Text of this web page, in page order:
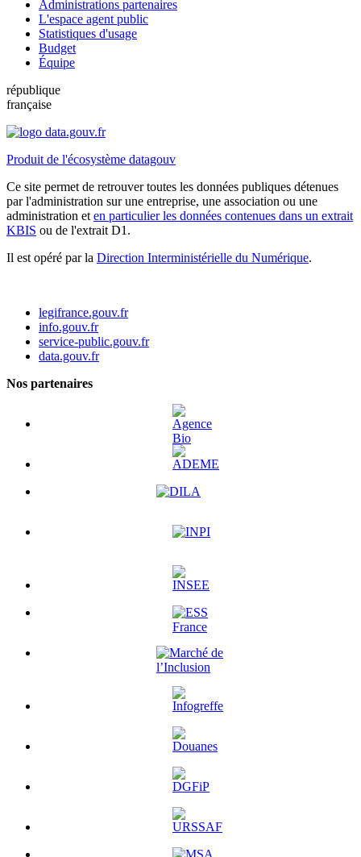
Administrations partenaires
L'espace agent public
Statistiques d'usage
Budget
Équipe
république
française
Produit de l'écosystème datagouv
Ce site permet de retrouver toutes les données publiques détenues
par l'administration sur une entreprise, une association ou une
administration et en particulier les données contenues dans un extrait
KBIS ou de l'extrait D1.
Il est opéré par la Direction Interministérielle du Numérique.
legifrance.gouv.fr
info.gouv.fr
service-public.gouv.fr
data.gouv.fr
Nos partenaires